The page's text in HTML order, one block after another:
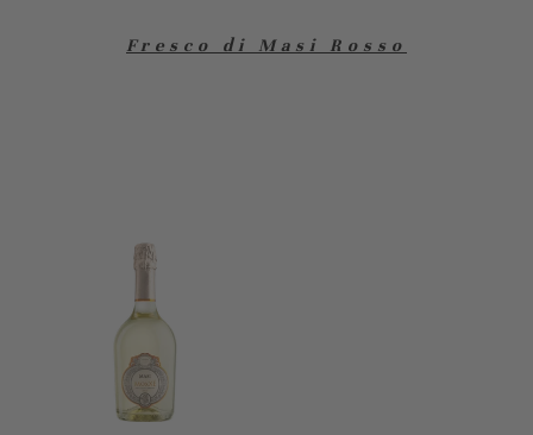
Fresco di Masi Rosso